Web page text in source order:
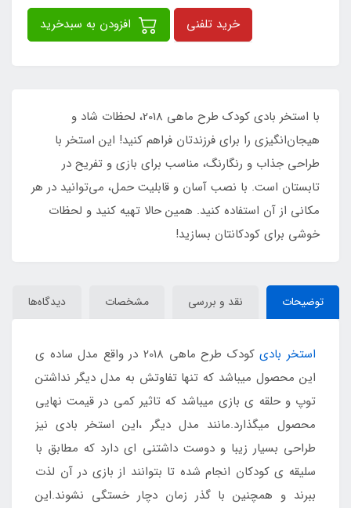
خرید تلفنی
با استخر بادی کودک طرح ماهی 2018، لحظات شاد و
هیجان‌انگیزی را برای فرزندتان فراهم کنید! این استخر با
طراحی جذاب و رنگارنگ، مناسب برای بازی و تفریح در
تابستان است. با نصب آسان و قابلیت حمل، می‌توانید در هر
مکانی از آن استفاده کنید. همین حالا تهیه کنید و لحظات
خوشی برای کودکانتان بسازید!
توضیحات نقد و بررسی مشخصات دیدگاه‌ها
استخر بادی
کودک طرح ماهی 2018 در واقع مدل ساده ی
این محصول میباشد که تنها تفاوتش به مدل دیگر نداشتن
توپ و حلقه ی بازی میباشد که تاثیر کمی در قیمت نهایی
محصول میگذارد.مانند مدل دیگر ،این استخر بادی نیز
طراحی بسیار زیبا و دوست داشتنی ای دارد که مطابق با
سلیقه ی کودکان انجام شده تا بتوانند از بازی در آن لذت
ببرند و همچنین با گذر زمان دچار خستگی نشوند.این